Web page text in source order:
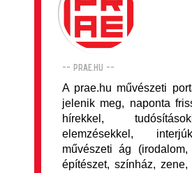
-- PRAE.HU --
A prae.hu művészeti
jelenik meg, naponta
hírekkel,
elemzésekkel,
művészeti ág (irodalom,
építészet, színház, zene,